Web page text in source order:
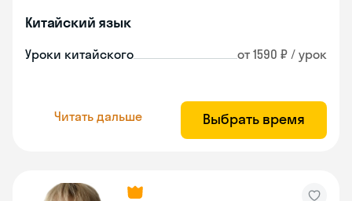
Китайский язык
Уроки китайского от 1590 ₽ / урок
Читать дальше Выбрать время